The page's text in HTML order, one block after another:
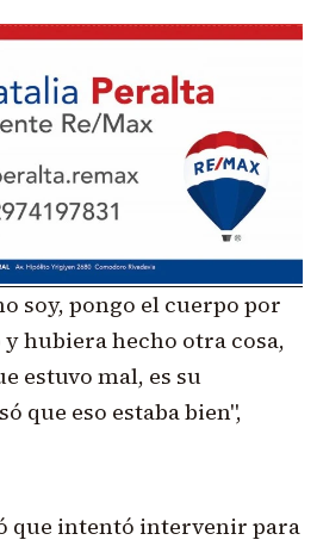
soy, pongo el cuerpo por
hubiera hecho otra cosa,
estuvo mal, es su
que eso estaba bien",
que intentó intervenir para